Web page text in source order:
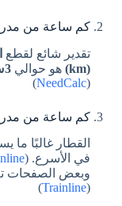
كم ساعة من
تقدير شائع لقطع
(km)
هو حوالي 3س 58د
(
NeedCalc
)
كم ساعة من
القطار غالبًا ما
في الأسرع. (
(
Trainline
)